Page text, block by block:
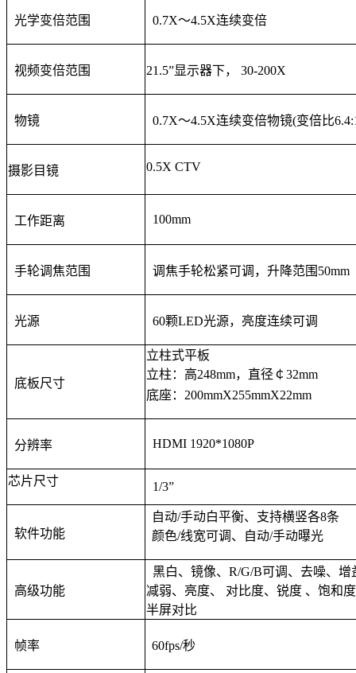
光学变倍范围 0.7X～4.5X连续变倍
视频变倍范围 21.5”显示器下， 30-200X
物镜 0.7X～4.5X连续变倍物镜(变倍比
摄影目镜 0.5X CTV
工作距离 100mm
手轮调焦范围 调焦手轮松紧可调，升降范围50mm
光源 60颗LED光源，亮度连续可调
底板尺寸
立柱式平板
立柱：高248mm，直径￠32mm
底座：200mmX255mmX22mm
分辨率 HDMI 1920*1080P
芯片尺寸 1/3”
软件功能
自动/手动白平衡、支持横竖各8条
颜色/线宽可调、自动/手动曝光
高级功能
黑白、镜像、R/G/B可调、去噪、增
减弱、亮度、 对比度、锐度 、饱和
半屏对比
帧率 60fps/秒